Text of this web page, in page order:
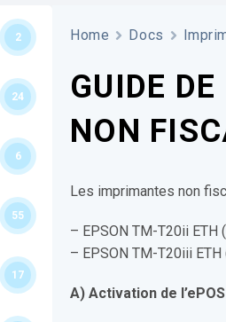
2
24
6
55
17
Home Docs
GUIDE
NON
Les imprimantes non
– EPSON TM-T20ii ETH
– EPSON TM-T20iii
A) Activation de l’ePOS